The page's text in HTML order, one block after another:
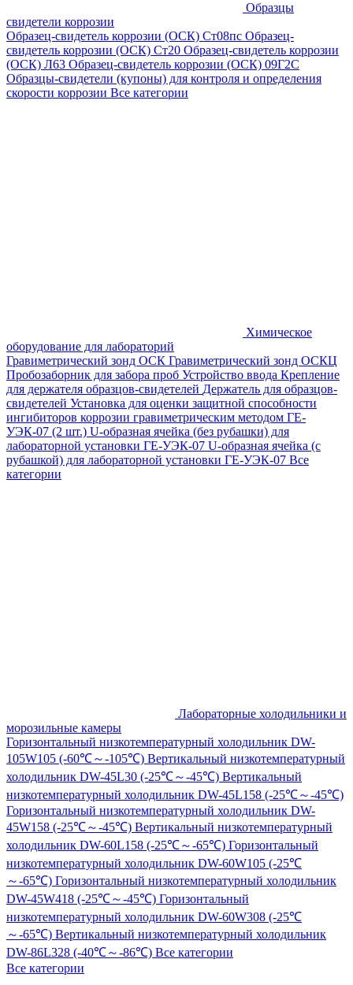
Образцы
свидетели коррозии
Образец-свидетель коррозии (ОСК) Ст08пс Образец-
свидетель коррозии (ОСК) Ст20 Образец-свидетель коррозии
(ОСК) Л63 Образец-свидетель коррозии (ОСК) 09Г2С
Образцы-свидетели (купоны) для контроля и определения
скорости коррозии Все категории
Химическое
оборудование для лабораторий
Гравиметрический зонд ОСК Гравиметрический зонд ОСКЦ
Пробозаборник для забора проб Устройство ввода Крепление
для держателя образцов-свидетелей Держатель для образцов-
свидетелей Установка для оценки защитной способности
ингибиторов коррозии гравиметрическим методом ГЕ-
УЭК-07 (2 шт.) U-образная ячейка (без рубашки) для
лабораторной установки ГЕ-УЭК-07 U-образная ячейка (с
рубашкой) для лабораторной установки ГЕ-УЭК-07 Все
категории
Лабораторные холодильники и
морозильные камеры
Горизонтальный низкотемпературный холодильник DW-
105W105 (-60℃～-105℃) Вертикальный низкотемпературный
холодильник DW-45L30 (-25℃～-45℃) Вертикальный
низкотемпературный холодильник DW-45L158 (-25℃～-45℃)
Горизонтальный низкотемпературный холодильник DW-
45W158 (-25℃～-45℃) Вертикальный низкотемпературный
холодильник DW-60L158 (-25℃～-65℃) Горизонтальный
низкотемпературный холодильник DW-60W105 (-25℃
～-65℃) Горизонтальный низкотемпературный холодильник
DW-45W418 (-25℃～-45℃) Горизонтальный
низкотемпературный холодильник DW-60W308 (-25℃
～-65℃) Вертикальный низкотемпературный холодильник
DW-86L328 (-40℃～-86℃) Все категории
Все категории